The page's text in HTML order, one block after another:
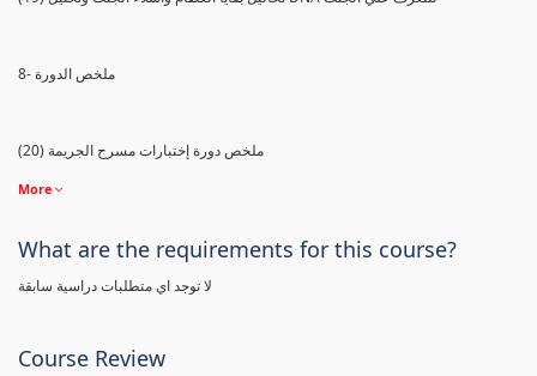
8- ملخص الدورة
(20) ملخص دورة إختبارات مسرح الجريمة
More
What are the requirements for this course?
لا توجد اي متطلبات دراسية سابقة
Course Review